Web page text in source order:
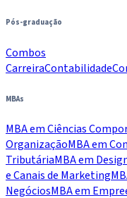
Pós-graduação
Combos
CarreiraContabilidade
MBAs
MBA em Ciências
OrganizaçãoMBA em
TributáriaMBA em
e Canais de Marketing
NegóciosMBA em